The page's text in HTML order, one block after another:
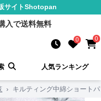
サイトShotopan
入で送料無料
0 0
人気ランキング
› キルティング中綿ショート